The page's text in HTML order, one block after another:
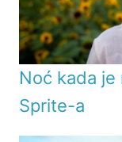
Noć kada
Sprite-a